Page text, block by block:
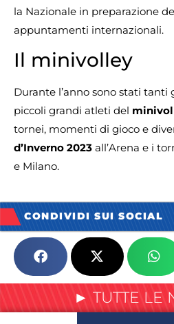
la Nazionale in preparazione
appuntamenti internazionali.
Il minivolley
Durante l’anno sono stati
piccoli grandi atleti del
tornei, momenti di gioco e
d’Inverno 2023 all’Arena e i
e Milano.
CONDIVIDI SUI SOCIAL
► TUTTE LE